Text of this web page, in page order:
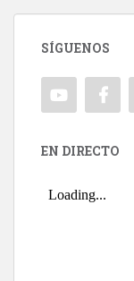
SÍGUENOS
EN DIRECTO